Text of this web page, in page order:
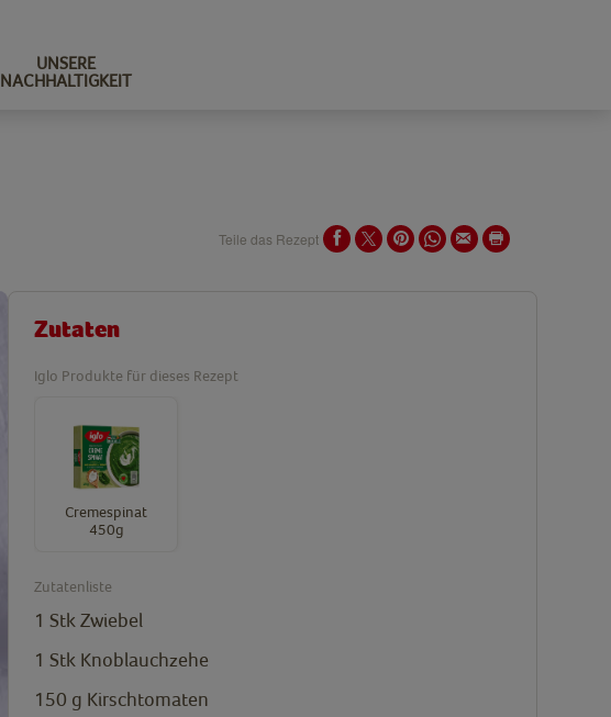
UNSERE
NACHHALTIGKEIT
Teile das Rezept
Zutaten
Iglo Produkte für dieses Rezept
Cremespinat
450g
Zutatenliste
1 Stk Zwiebel
1 Stk Knoblauchzehe
150 g Kirschtomaten